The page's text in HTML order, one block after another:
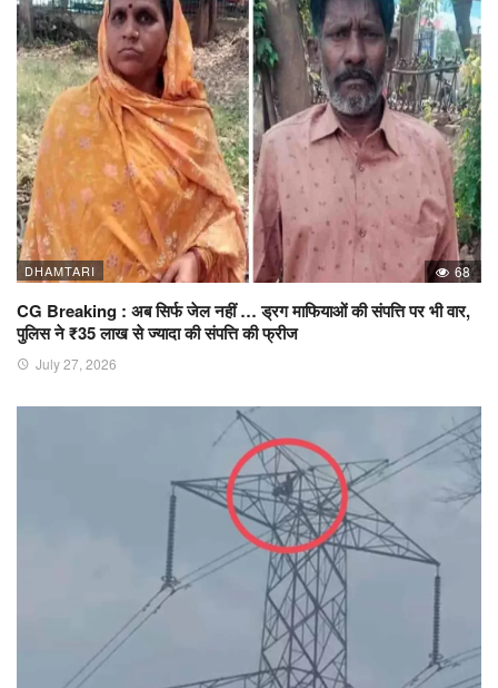
DHAMTARI 68
CG Breaking : अब सिर्फ जेल नहीं … ड्रग माफियाओं की संपत्ति पर भी वार,
पुलिस ने ₹35 लाख से ज्यादा की संपत्ति की फ्रीज
July 27, 2026